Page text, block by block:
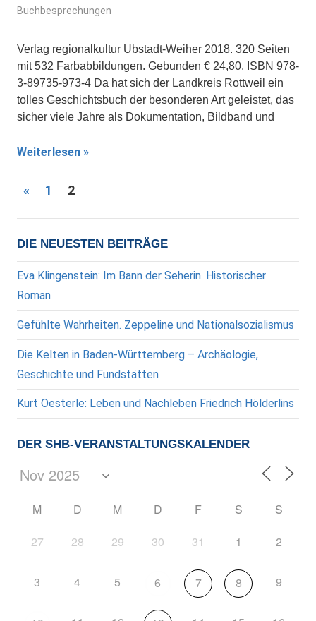
Buchbesprechungen
Verlag regionalkultur Ubstadt-Weiher 2018. 320 Seiten
mit 532 Farbabbildungen. Gebunden € 24,80. ISBN 978-
3-89735-973-4 Da hat sich der Landkreis Rottweil ein
tolles Geschichtsbuch der besonderen Art geleistet, das
sicher viele Jahre als Dokumentation, Bildband und
Weiterlesen
Seitennummerierung
der
Beiträge
« Vorherige
1 2
DIE NEUESTEN BEITRÄGE
Eva Klingenstein: Im Bann der Seherin. Historischer
Roman
Gefühlte Wahrheiten. Zeppeline und Nationalsozialismus
Die Kelten in Baden-Württemberg – Archäologie,
Geschichte und Fundstätten
Kurt Oesterle: Leben und Nachleben Friedrich Hölderlins
DER SHB-VERANSTALTUNGSKALENDER
M D M D F S S
27 28 29 30 31 1 2
3 4 5 6 7 8 9